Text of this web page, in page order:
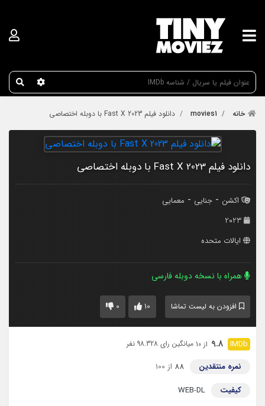
عنوان
خانه movies1 دانلود فیلم Fast X 2023 با دوبله اختصاصی
دانلود فیلم Fast X 2023 با دوبله اختصاصی
اکشن - جنایی - معمایی
2023
ایالات متحده
همراه با نسخه دوبله فارسی
افزودن به لیست تماشا 10
0
9.8 از 10 میانگین رای 98.328 نفر
نمره منتقدین 88 از 100
کیفیت
WEB-DL